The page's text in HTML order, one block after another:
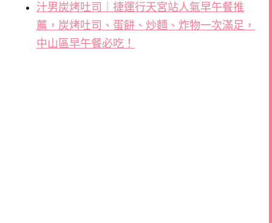
汁男炭烤吐司｜捷運行天宮站人氣早午餐推
薦，炭烤吐司、蛋餅、炒麵、炸物一次滿足，
中山區早午餐必吃！